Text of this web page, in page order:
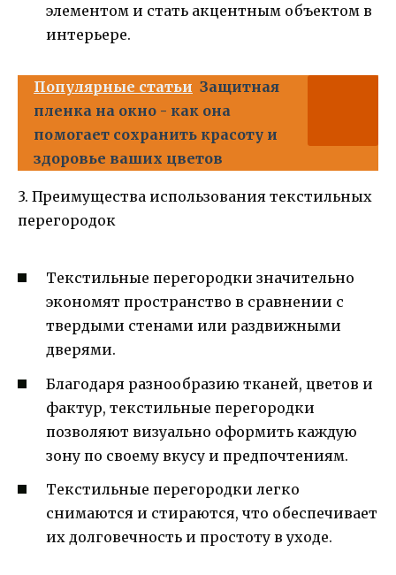
элементом и стать акцентным объектом в
интерьере.
Популярные статьи Защитная
пленка на окно - как она
помогает сохранить красоту и
здоровье ваших цветов
3. Преимущества использования текстильных
перегородок
Текстильные перегородки значительно
экономят пространство в сравнении с
твердыми стенами или раздвижными
дверями.
Благодаря разнообразию тканей, цветов и
фактур, текстильные перегородки
позволяют визуально оформить каждую
зону по своему вкусу и предпочтениям.
Текстильные перегородки легко
снимаются и стираются, что обеспечивает
их долговечность и простоту в уходе.